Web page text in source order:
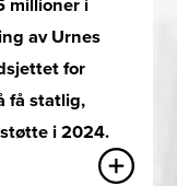
millioner i
av Urnes
for
få statlig,
i 2024.